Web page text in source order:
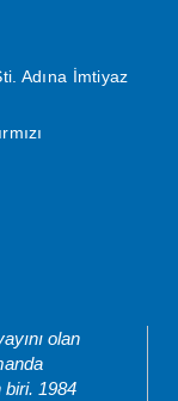
Adına İmtiyaz
olan
biri. 1984